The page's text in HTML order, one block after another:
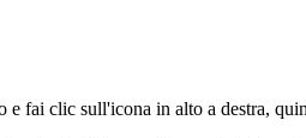
e fai clic sull'iconain alto a destra,